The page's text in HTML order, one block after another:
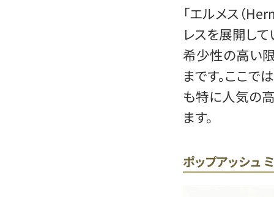
「エルメス（
レスを展開し
希少性の高い
まです。ここで
も特に人気の
ます。
ポップアッシュ